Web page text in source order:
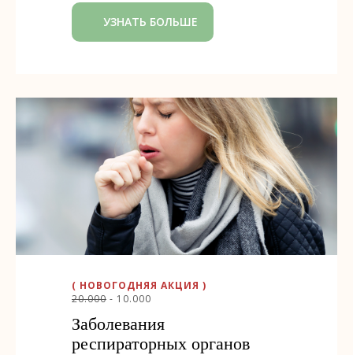
УЗНАТЬ БОЛЬШЕ
( НОВОГОДНЯЯ АКЦИЯ )
20.000 - 10.000
Заболевания
респираторных органов